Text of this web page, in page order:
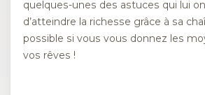
quelques-unes des astuces qui lui
d’atteindre la richesse grâce à sa
possible si vous vous donnez les
vos rêves !